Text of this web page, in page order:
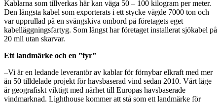
Kablarna som tillverkas här kan väga 50 – 100 kilogram per meter.
Den längsta kabel som exporterats i ett stycke vägde 7000 ton och
var upprullad på en svängskiva ombord på företagets eget
kabelläggningsfartyg. Som längst har företaget installerat sjökabel på
20 mil utan skarvar.
Ett landmärke och en ”fyr”
–Vi är en ledande leverantör av kablar för förnybar elkraft med mer
än 50 tilldelade projekt för havsbaserad vind sedan 2010. Vårt läge
är geografiskt viktigt med närhet till Europas havsbaserade
vindmarknad. Lighthouse kommer att stå som ett landmärke för